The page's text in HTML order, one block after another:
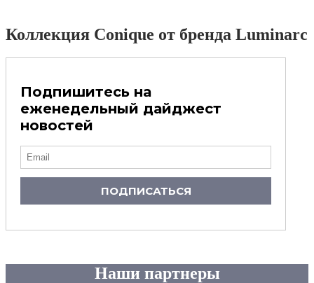
Коллекция Conique от бренда Luminarc
Подпишитесь на
еженедельный дайджест
новостей
ПОДПИСАТЬСЯ
Наши партнеры